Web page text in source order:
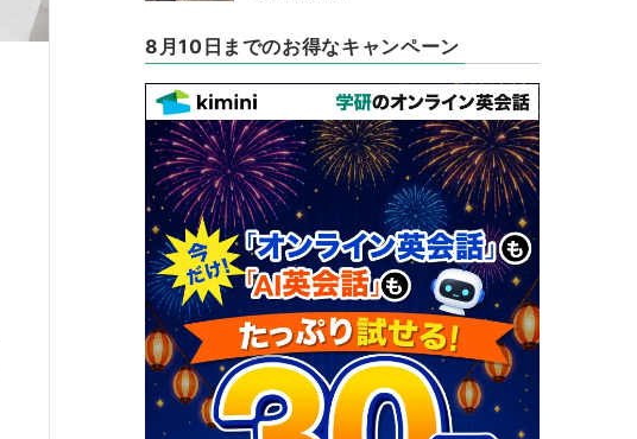
8月10日までのお得なキャンペーン